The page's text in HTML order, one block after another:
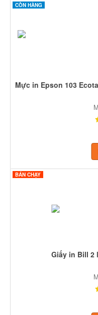
CÒN HÀNG
Mực in Epson 103
BÁN CHẠY
Giấy in Bill 2